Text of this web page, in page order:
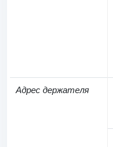
Адрес держателя